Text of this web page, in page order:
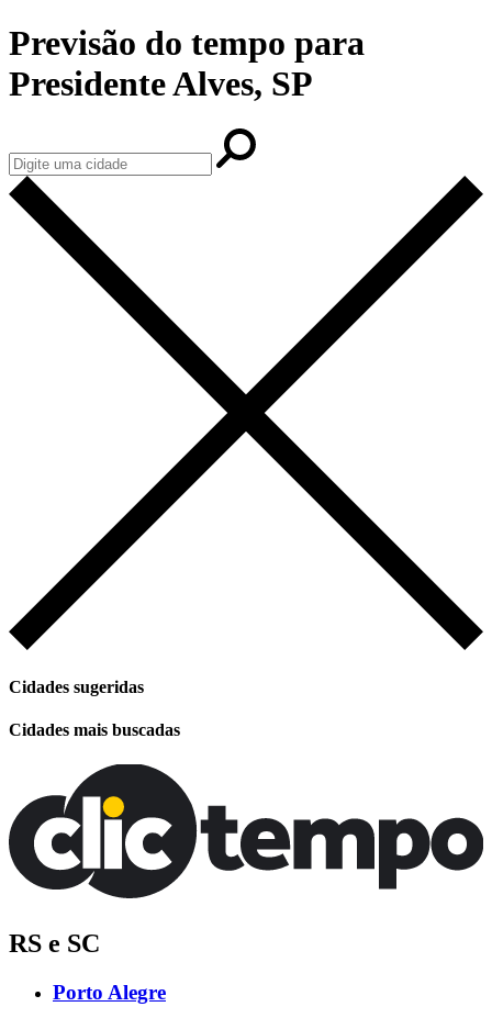
Previsão do tempo para
Presidente Alves, SP
Cidades sugeridas
Cidades mais buscadas
RS e SC
Porto Alegre